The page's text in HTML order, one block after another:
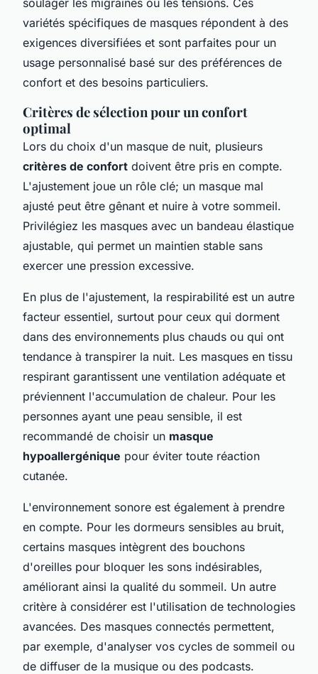
variétés spécifiques de masques répondent à des
exigences diversifiées et sont parfaites pour un
usage personnalisé basé sur des préférences de
confort et des besoins particuliers.
Critères de sélection pour un confort
optimal
Lors du choix d'un masque de nuit, plusieurs
critères de confort doivent être pris en compte.
L'ajustement joue un rôle clé; un masque mal
ajusté peut être gênant et nuire à votre sommeil.
Privilégiez les masques avec un bandeau élastique
ajustable, qui permet un maintien stable sans
exercer une pression excessive.
En plus de l'ajustement, la respirabilité est un autre
facteur essentiel, surtout pour ceux qui dorment
dans des environnements plus chauds ou qui ont
tendance à transpirer la nuit. Les masques en tissu
respirant garantissent une ventilation adéquate et
préviennent l'accumulation de chaleur. Pour les
personnes ayant une peau sensible, il est
recommandé de choisir un masque
hypoallergénique pour éviter toute réaction
cutanée.
L'environnement sonore est également à prendre
en compte. Pour les dormeurs sensibles au bruit,
certains masques intègrent des bouchons
d'oreilles pour bloquer les sons indésirables,
améliorant ainsi la qualité du sommeil. Un autre
critère à considérer est l'utilisation de technologies
avancées. Des masques connectés permettent,
par exemple, d'analyser vos cycles de sommeil ou
de diffuser de la musique ou des podcasts.